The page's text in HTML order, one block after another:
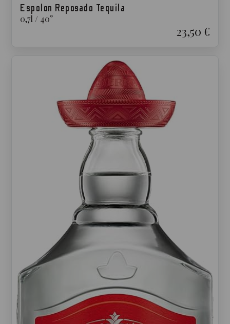
Espolon Reposado Tequila
0,7l / 40°
23,50 €